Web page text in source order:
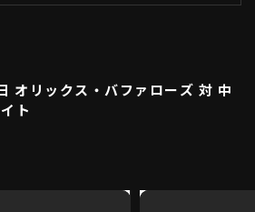
オリックス・バファローズ 対 中
ト